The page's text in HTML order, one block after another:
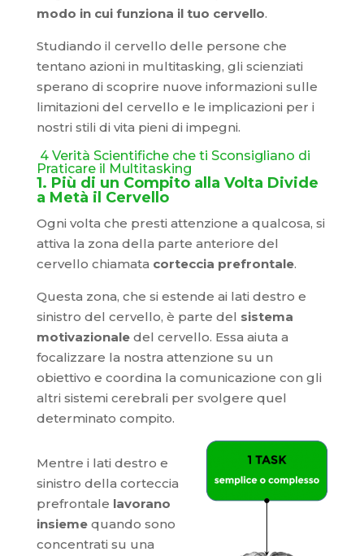
modo in cui funziona il tuo cervello.
Studiando il cervello delle persone che
tentano azioni in multitasking, gli scienziati
sperano di scoprire nuove informazioni sulle
limitazioni del cervello e le implicazioni per i
nostri stili di vita pieni di impegni.
4 Verità Scientifiche che ti Sconsigliano di
Praticare il Multitasking
1. Più di un Compito alla Volta Divide
a Metà il Cervello
Ogni volta che presti attenzione a qualcosa, si
attiva la zona della parte anteriore del
cervello chiamata corteccia prefrontale.
Questa zona, che si estende ai lati destro e
sinistro del cervello, è parte del sistema
motivazionaledel cervello. Essa aiuta a
focalizzare la nostra attenzione su un
obiettivo e coordina la comunicazione con gli
altri sistemi cerebrali per svolgere quel
determinato compito.
Mentre i lati destro e
sinistro della corteccia
prefrontale lavorano
insiemequando sono
concentrati su una